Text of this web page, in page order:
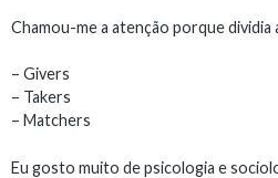
Chamou-me a atenção porque dividia
– Givers
– Takers
– Matchers
Eu gosto muito de psicologia e